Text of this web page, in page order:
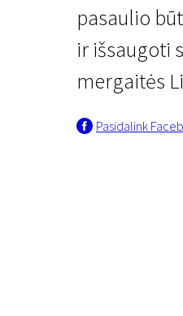
pasaulio
ir išsaugoti
mergaitės
Pasidalink